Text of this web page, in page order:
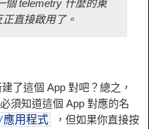
個 telemetry 什麼的東
直接啟用了。
了這個 App 對吧？總之，
須知道這個 App 對應的名
應用程式
，但如果你直接按